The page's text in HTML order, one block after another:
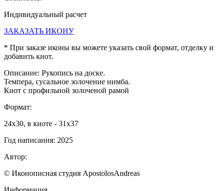
Индивидуальный расчет
ЗАКАЗАТЬ ИКОНУ
* При заказе иконы вы можете указать свой формат, отделку и
добавить киот.
Описание: Рукопись на доске.
Темпера, сусальное золочение нимба.
Киот с профильной золоченой рамой
Формат:
24х30, в киоте - 31х37
Год написания: 2025
Автор:
© Иконописная студия ApostolosAndreas